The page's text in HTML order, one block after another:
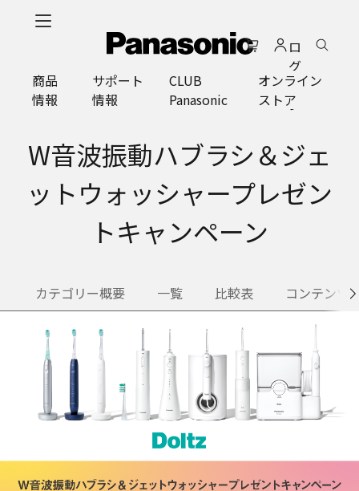
ロ
グ
イ
ン
商品
情報
サポート
情報
CLUB
Panasonic
オンライン
ストア
W音波振動ハブラシ＆ジェ
ットウォッシャープレゼン
トキャンペーン
カテゴリー概要 一覧 比較表 コンテンツ